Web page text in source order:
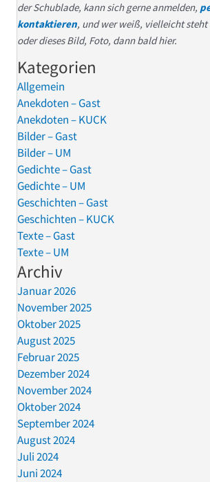
der Schublade, kann sich gerne anmelden,
kontaktieren, und wer weiß, vielleicht steht
oder dieses Bild, Foto, dann bald hier.
Kategorien
Allgemein
Anekdoten – Gast
Anekdoten – KUCK
Bilder – Gast
Bilder – UM
Gedichte – Gast
Gedichte – UM
Geschichten – Gast
Geschichten – KUCK
Texte – Gast
Texte – UM
Archiv
Januar 2026
November 2025
Oktober 2025
August 2025
Februar 2025
Dezember 2024
November 2024
Oktober 2024
September 2024
August 2024
Juli 2024
Juni 2024